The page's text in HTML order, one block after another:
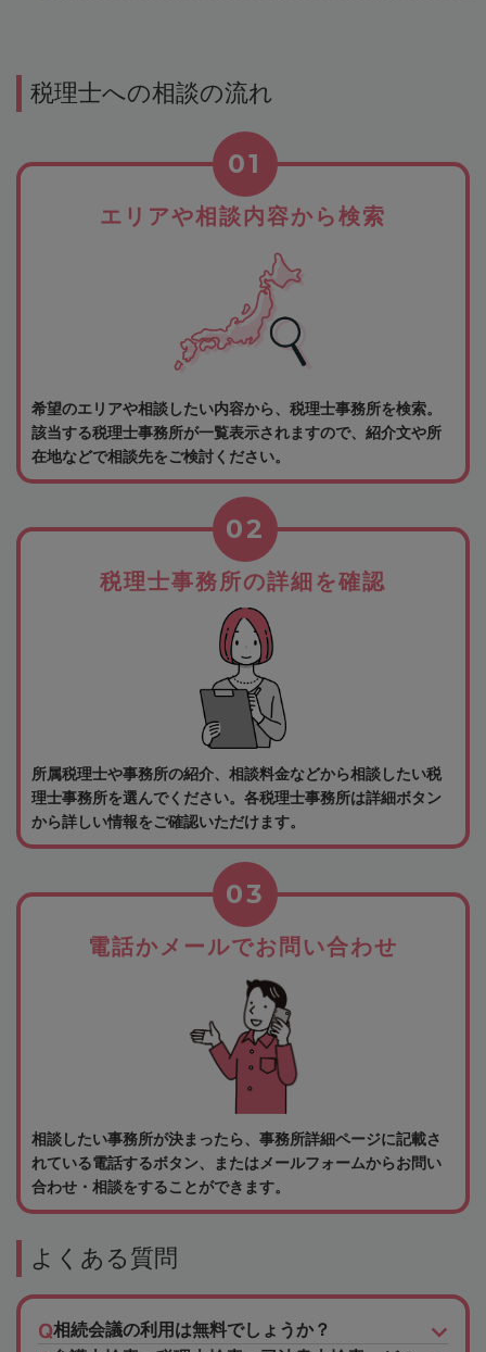
税理士への相談の流れ
エリアや相談内容から検索
01
希望のエリアや相談したい内容から、税理士事務所を検索。
該当する税理士事務所が一覧表示されますので、紹介文や所
在地などで相談先をご検討ください。
税理士事務所の詳細を確認
02
所属税理士や事務所の紹介、相談料金などから相談したい税
理士事務所を選んでください。各税理士事務所は詳細ボタン
から詳しい情報をご確認いただけます。
電話かメールでお問い合わせ
03
相談したい事務所が決まったら、事務所詳細ページに記載さ
れている電話するボタン、またはメールフォームからお問い
合わせ・相談をすることができます。
よくある質問
相続会議の利用は無料でしょうか？